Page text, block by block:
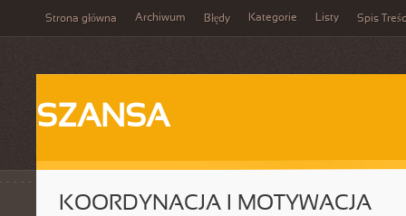
Strona główna Archiwum Błędy Kategorie Listy Spis
SZANSA
KOORDYNACJA I MOTYWACJA